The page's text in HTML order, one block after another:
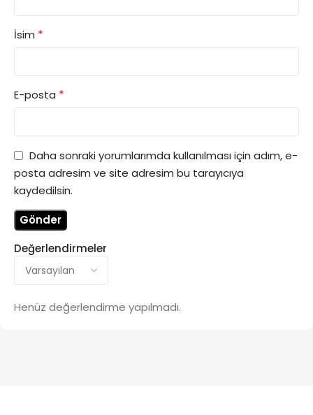
Değerlendirmeler
Henüz değerlendirme yapılmadı.
İsim *
E-posta *
Daha sonraki yorumlarımda kullanılması için adım, e-
posta adresim ve site adresim bu tarayıcıya
kaydedilsin.